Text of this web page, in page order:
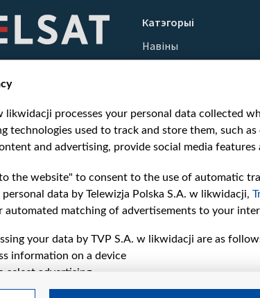
Катэгорыі
Навіны
Вайна
likwidacji processes your personal data collected
technologies used to track and store them, such
and advertising, provide social media
the website" to consent to the use of automatic
data by Telewizja Polska S.A. w likwidacji,
automated matching of advertisements to your
your data by TVP S.A. w likwidacji are as
information on a device
select advertising
advertising